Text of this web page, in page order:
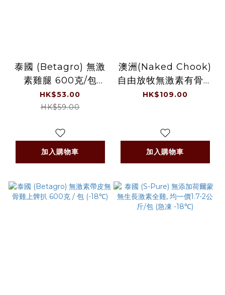
泰國 (Betagro) 無激
素雞腿 600克/包
(-18℃)
HK$53.00
HK$59.00
加入購物車
澳洲(Naked Chook)
自由放牧無激素有骨有
皮雞上髀扒 Free
Chicken Thigh 600
克/ 包 (-18℃)
HK$109.00
加入購物車